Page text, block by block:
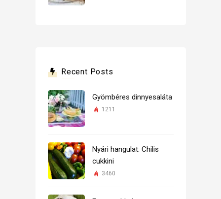
Recent Posts
Gyömbéres dinnyesaláta
1211
Nyári hangulat: Chilis
cukkini
3460